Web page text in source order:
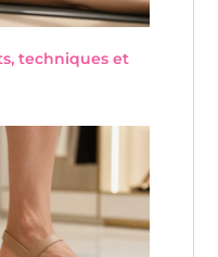
techniques et